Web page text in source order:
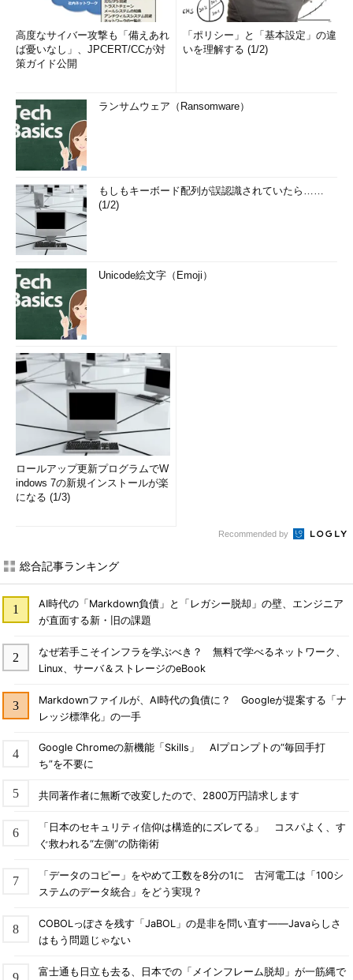
高度なサイバー攻撃も「備えあれ
ば憂いなし」、JPCERT/CCが対
策ガイド公開
「ポリシー」と「基本設定」の違
いを理解する (1/2)
ランサムウェア（Ransomware）
もしもキーボード配列が誤認識されていたら……
(1/2)
Unicode絵文字（Emoji）
ロールアップ更新プログラムでW
indows 7の新規インストールが楽
になる (1/3)
Recommended by
総合記事ランキング
AI時代の「Markdown負債」と「レガシー脱却」の壁、エンジニア
が直面する新・旧の課題
なぜ若手こそインフラを学ぶべき？ 無料で学べるネットワーク、
Linux、サーバ＆ストレージのeBook
Markdownファイルが、AI時代の負債に？ Googleが提案する「ナ
レッジ標準化」の一手
Google Chromeの新機能「Skills」 AIプロンプトの“毎回手打
ち”を不要に
共同著作者に無断で改変したので、2800万円請求します
「日本のセキュリティ信仰は構造的にズレてる」 コスパよく、す
ぐ救われる“左側”の防衛術
「データのコピー」をやめて工数を8分の1に 古河電工は「100シ
ステムのデータ統合」をどう実現？
COBOLっぽさを残す「JaBOL」の是非を問い直す――Javaらしさ
はもう問題じゃない
富士通も日立も去る、日本での「メインフレーム脱却」が一筋縄で